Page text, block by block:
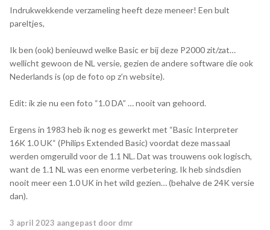
P2000T inmiddels in goede orde ontvangen en hij komt in
een retrocomputer exhibitie terecht in Žatec
dankbaar gebruik heeft kunnen maken van de RS232/USB en
de Github pagina van
@dionoid
en het BAS2CAS
programma van
@demesmaeker
. Lijkt me het mooiste
mensen gebruikt worden om daar iets moois van te maken!
Indrukwekkende verzameling heeft deze meneer! Een bult
pareltjes,
Ik ben (ook) benieuwd welke Basic er bij deze P2000 zit/zat…
wellicht gewoon de NL versie, gezien de andere software die ook
Nederlands is (op de foto op z’n website).
Edit: ik zie nu een foto “1.0 DA” … nooit van gehoord.
Ergens in 1983 heb ik nog es gewerkt met “Basic Interpreter
16K 1.0 UK“ (Philips Extended Basic) voordat deze massaal
werden omgeruild voor de 1.1 NL. Dat was trouwens ook logisch,
want de 1.1 NL was een enorme verbetering. Ik heb sindsdien
nooit meer een 1.0 UK in het wild gezien… (behalve de 24K versie
dan).
3 april 2023 aangepast door dmr